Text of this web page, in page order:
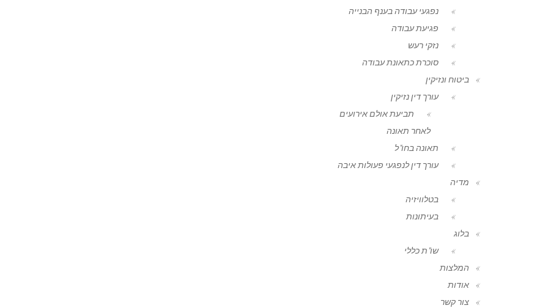
נפגעי עבודה בענף הבנייה
פגיעת עבודה
נזקי רעש
סוכרת כתאונת עבודה
ביטוח ונזיקין
עורך דין נזיקין
תביעת אולם אירועים
לאחר תאונה
תאונה בחו"ל
עורך דין לנפגעי פעולות איבה
מדיה
בטלוויזיה
בעיתונות
בלוג
שו"ת כללי
המלצות
אודות
צור קשר